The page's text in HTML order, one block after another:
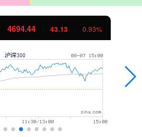
北证50 1134.24